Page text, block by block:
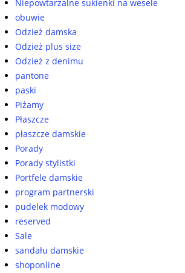
Niepowtarzalne sukienki na wesele
obuwie
Odzież damska
Odzież plus size
Odzież z denimu
pantone
paski
Piżamy
Płaszcze
płaszcze damskie
Porady
Porady stylistki
Portfele damskie
program partnerski
pudelek modowy
reserved
Sale
sandału damskie
shoponline